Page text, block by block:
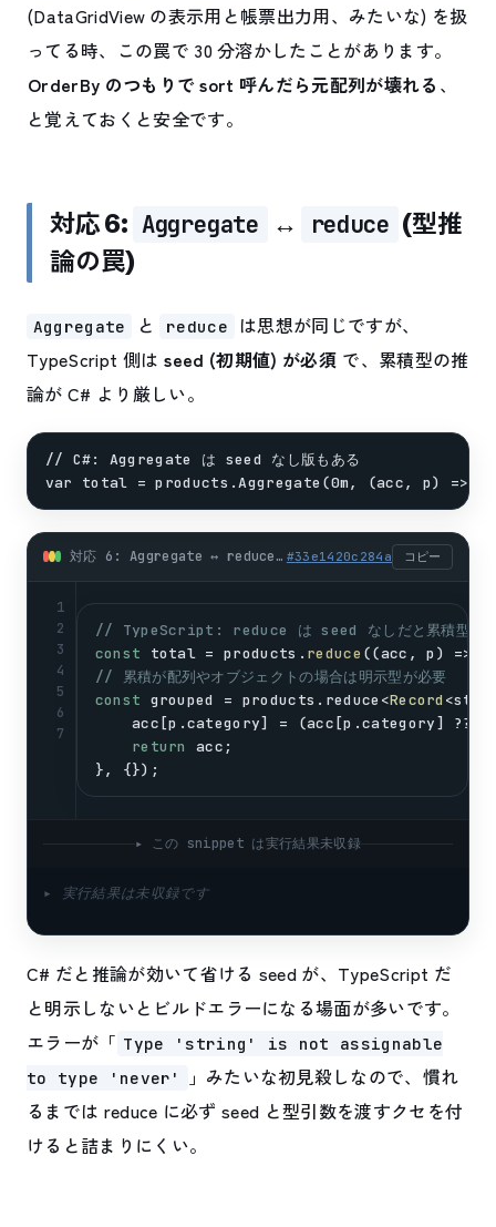
(DataGridView の表示用と帳票出力用、みたいな) を扱
ってる時、この罠で 30 分溶かしたことがあります。
OrderBy のつもりで sort 呼んだら元配列が壊れる 、
と覚えておくと安全です。
対応 6: Aggregate ↔ reduce (型推
論の罠)
Aggregate と reduce
は思想が同じですが、
TypeScript 側は seed (初期値) が必須 で、累積型の推
論が C# より厳しい。
// C#: Aggregate は seed なし版もある
対応 6: Aggregate ↔ reduce (型推論の罠) (typescript) #33e1420c284a コピー
1
2
3
4
5
6
7
// TypeScript: reduce は seed なしだと累積型推論
const
total = products . reduce ((acc , p ) =>
// 累積が配列やオブジェクトの場合は明示型が必要
const grouped = products . reduce <Record <
acc [p .category] = (acc [p .category] ??
return
acc ;
}, {});
▸ この snippet は実行結果未収録
▸ 実行結果は未収録です
C# だと推論が効いて省ける seed が、TypeScript だ
と明示しないとビルドエラーになる場面が多いです。
エラーが「 Type 'string' is not assignable
to type 'never'
」みたいな初見殺しなので、慣れ
るまでは reduce に必ず seed と型引数を渡すクセを付
けると詰まりにくい。